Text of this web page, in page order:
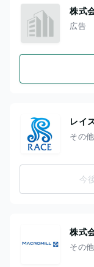
株式
広告
レイ
その
今
株式
その